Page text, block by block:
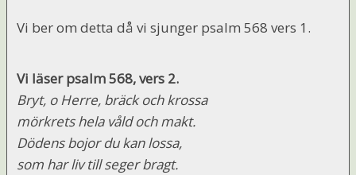
Vi ber om detta då vi sjunger psalm 568 vers 1.
Vi läser psalm 568, vers 2.
Bryt, o Herre, bräck och krossa
mörkrets hela våld och makt.
Dödens bojor du kan lossa,
som har liv till seger bragt.